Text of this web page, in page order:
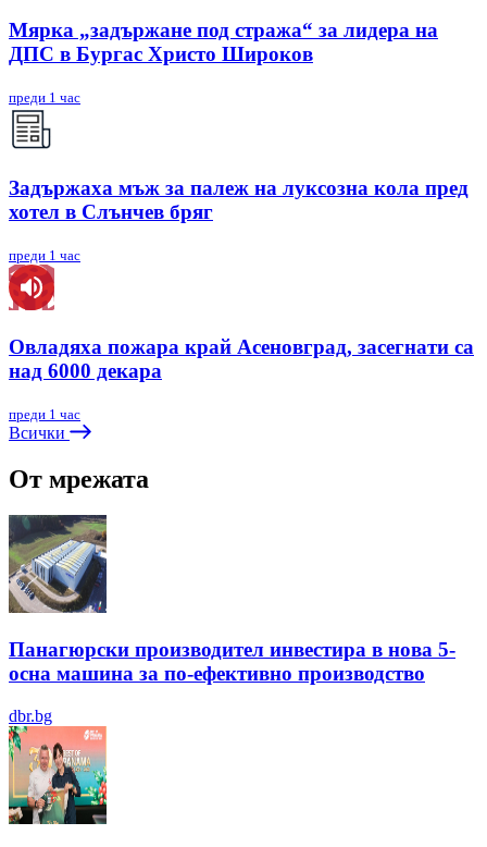
Мярка „задържане под стража“ за лидера на
ДПС в Бургас Христо Широков
преди 1 час
Задържаха мъж за палеж на луксозна кола пред
хотел в Слънчев бряг
преди 1 час
Овладяха пожара край Асеновград, засегнати са
над 6000 декара
преди 1 час
Всички
От мрежата
Панагюрски производител инвестира в нова 5-
осна машина за по-ефективно производство
dbr.bg